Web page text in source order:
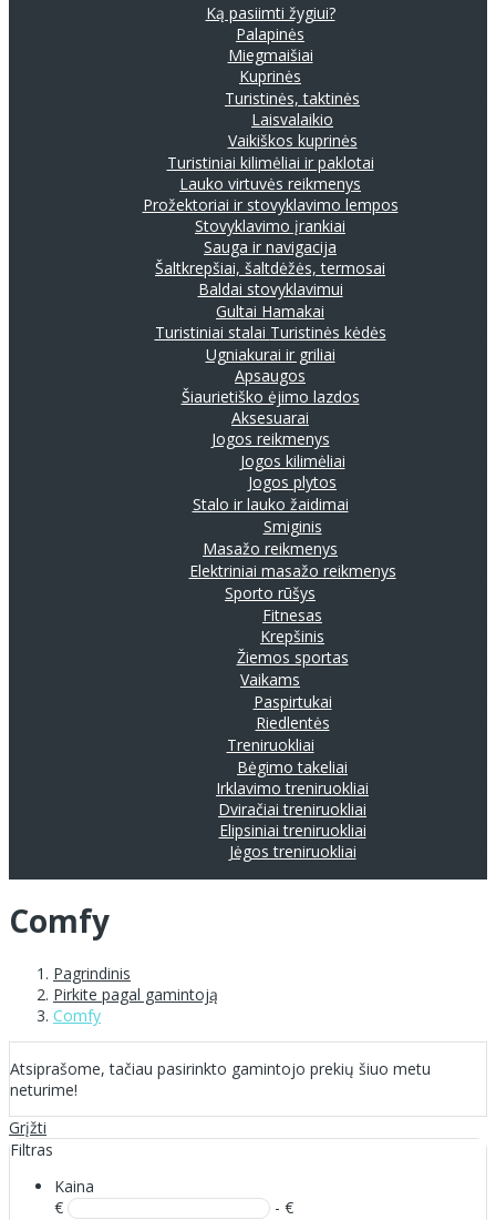
Ką pasiimti žygiui?
Palapinės
Miegmaišiai
Kuprinės
Turistinės, taktinės
Laisvalaikio
Vaikiškos kuprinės
Turistiniai kilimėliai ir paklotai
Lauko virtuvės reikmenys
Prožektoriai ir stovyklavimo lempos
Stovyklavimo įrankiai
Sauga ir navigacija
Šaltkrepšiai, šaltdėžės, termosai
Baldai stovyklavimui
Gultai Hamakai
Turistiniai stalai Turistinės kėdės
Ugniakurai ir griliai
Apsaugos
Šiaurietiško ėjimo lazdos
Aksesuarai
Jogos reikmenys
Jogos kilimėliai
Jogos plytos
Stalo ir lauko žaidimai
Smiginis
Masažo reikmenys
Elektriniai masažo reikmenys
Sporto rūšys
Fitnesas
Krepšinis
Žiemos sportas
Vaikams
Paspirtukai
Riedlentės
Treniruokliai
Bėgimo takeliai
Irklavimo treniruokliai
Dviračiai treniruokliai
Elipsiniai treniruokliai
Jėgos treniruokliai
Comfy
Pagrindinis
Pirkite pagal gamintoją
Comfy
Atsiprašome, tačiau pasirinkto gamintojo prekių šiuo metu
neturime!
Grįžti
Filtras
Kaina
€
- €